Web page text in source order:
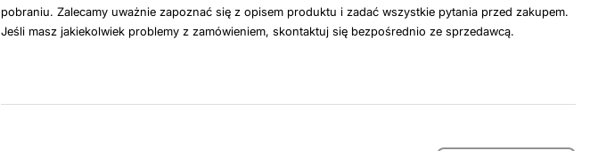
pobraniu. Zalecamy uważnie zapoznać się z opisem produktu i zadać wszystkie pytania przed zakupem.
Jeśli masz jakiekolwiek problemy z zamówieniem, skontaktuj się bezpośrednio ze sprzedawcą.